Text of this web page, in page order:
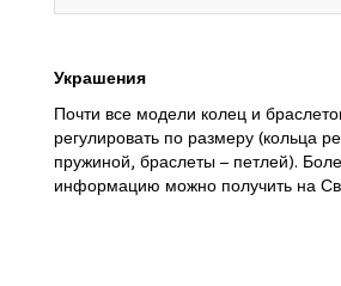
Украшения
Почти все модели колец и
регулировать по размеру (кольца
пружиной, браслеты – петлей).
информацию можно получить на